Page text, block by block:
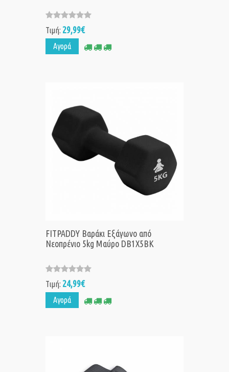
Τιμή: 29,99€
Αγορά
FITPADDY Βαράκι Εξάγωνο από
Νεοπρένιο 5kg Μαύρο DB1X5BK
Τιμή: 24,99€
Αγορά